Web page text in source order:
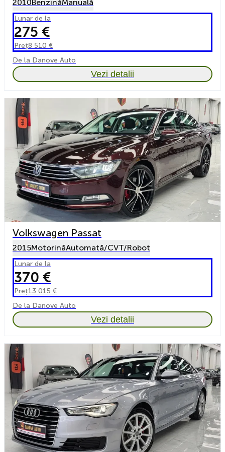
2010BenzinăManuală
Lunar de la
275 €
Preț8 510 €
De la Danove Auto
Vezi detalii
Volkswagen Passat
2015MotorinăAutomată/CVT/Robot
Lunar de la
370 €
Preț13 015 €
De la Danove Auto
Vezi detalii